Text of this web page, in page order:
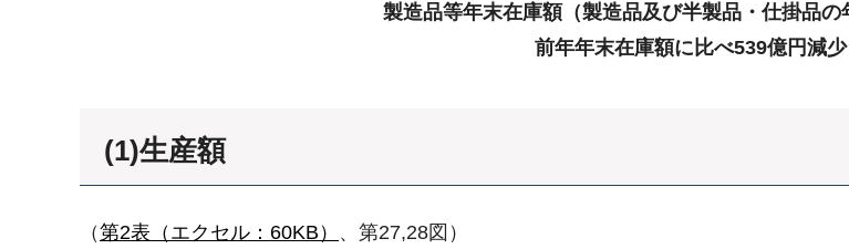
製造品等年末在庫額（製造品及び半製品・仕掛品の
前年年末在庫額に比べ539億円減
(1)生産額
（第2表（エクセル：60KB） 、第27,28図）